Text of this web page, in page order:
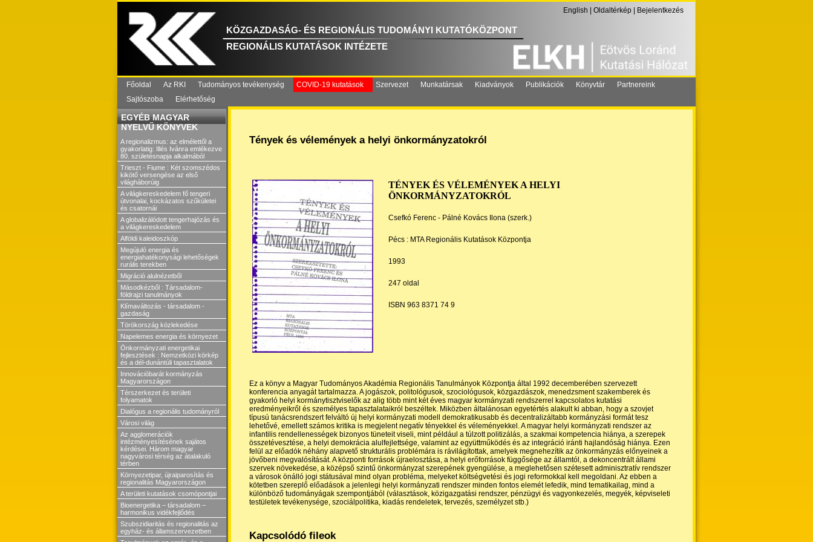
KÖZGAZDASÁG- ÉS REGIONÁLIS TUDOMÁNYI KUTATÓKÖZPONT
REGIONÁLIS KUTATÁSOK INTÉZETE
English Oldaltérkép Bejelentkezés
Főoldal Az RKI Tudományos tevékenység COVID-19 kutatások Szervezet Munkatársak Kiadványok Publikációk Könyvtár
Partnereink
Sajtószoba
Elérhetőség
EGYÉB MAGYAR
NYELVŰ KÖNYVEK
A regionalizmus: az elmélettől a
gyakorlatig: Illés Ivánra emlékezve
80. születésnapja alkalmából
Trieszt - Fiume : Két szomszédos
kikötő versengése az első
világháborúig
A világkereskedelem fő tengeri
útvonalai, kockázatos szűkületei
és csatornái
A globalizálódott tengerhajózás és
a világkereskedelem
Alföldi kaleidoszkóp
Megújuló energia és
energiahatékonysági lehetőségek
rurális terekben
Migráció alulnézetből
Másodkézből : Társadalom-
földrajzi tanulmányok
Klímaváltozás - társadalom -
gazdaság
Törökország közlekedése
Napelemes energia és környezet
Önkormányzati energetikai
fejlesztések : Nemzetközi körkép
és a dél-dunántúli tapasztalatok
Innovációbarát kormányzás
Magyarországon
Térszerkezet és területi
folyamatok
Dialógus a regionális tudományról
Városi világ
Az agglomerációk
intézményesítésének sajátos
kérdései. Három magyar
nagyvárosi térség az átalakuló
térben
Környezetipar, újraiparosítás és
regionalitás Magyarországon
A területi kutatások csomópontjai
Bioenergetika – társadalom –
harmonikus vidékfejlődés
Szubszidiaritás és regionalitás az
egyház- és államszervezetben
Tények és vélemények a helyi önkormányzatokról
TÉNYEK ÉS VÉLEMÉNYEK A HELYI
ÖNKORMÁNYZATOKRÓL
Csefkó Ferenc - Pálné Kovács Ilona (szerk.)
Pécs : MTA Regionális Kutatások Központja
1993
247 oldal
ISBN 963 8371 74 9
Ez a könyv a Magyar Tudományos Akadémia Regionális Tanulmányok Központja által 1992 decemberében szervezett
konferencia anyagát tartalmazza. A jogászok, politológusok, szociológusok, közgazdászok, menedzsment szakemberek és
gyakorló helyi kormánytisztviselők az alig több mint két éves magyar kormányzati rendszerrel kapcsolatos kutatási
eredményeikről és személyes tapasztalataikról beszéltek. Miközben általánosan egyetértés alakult ki abban, hogy a szovjet
típusú tanácsrendszert felváltó új helyi kormányzati modell demokratikusabb és decentralizáltabb kormányzási formát tesz
lehetővé, emellett számos kritika is megjelent negatív tényekkel és véleményekkel. A magyar helyi kormányzati rendszer az
infantilis rendellenességek bizonyos tüneteit viseli, mint például a túlzott politizálás, a szakmai kompetencia hiánya, a szerepek
összetévesztése, a helyi demokrácia alulfejlettsége, valamint az együttműködés és az integráció iránti hajlandóság hiánya. Ezen
felül az előadók néhány alapvető strukturális problémára is rávilágítottak, amelyek megnehezítik az önkormányzás előnyeinek a
jövőbeni megvalósítását. A központi források újraelosztása, a helyi erőforrások függősége az államtól, a dekoncentrált állami
szervek növekedése, a középső szintű önkormányzat szerepének gyengülése, a meglehetősen szétesett adminisztratív rendszer
a városok önálló jogi státusával mind olyan probléma, melyeket költségvetési és jogi reformokkal kell megoldani. Az ebben a
kötetben szereplő előadások a jelenlegi helyi kormányzati rendszer minden fontos elemét lefedik, mind tematikailag, mind a
különböző tudományágak szempontjából (választások, közigazgatási rendszer, pénzügyi és vagyonkezelés, megyék, képviseleti
testületek tevékenysége, szociálpolitika, kiadás rendeletek, tervezés, személyzet stb.)
Kapcsolódó fileok